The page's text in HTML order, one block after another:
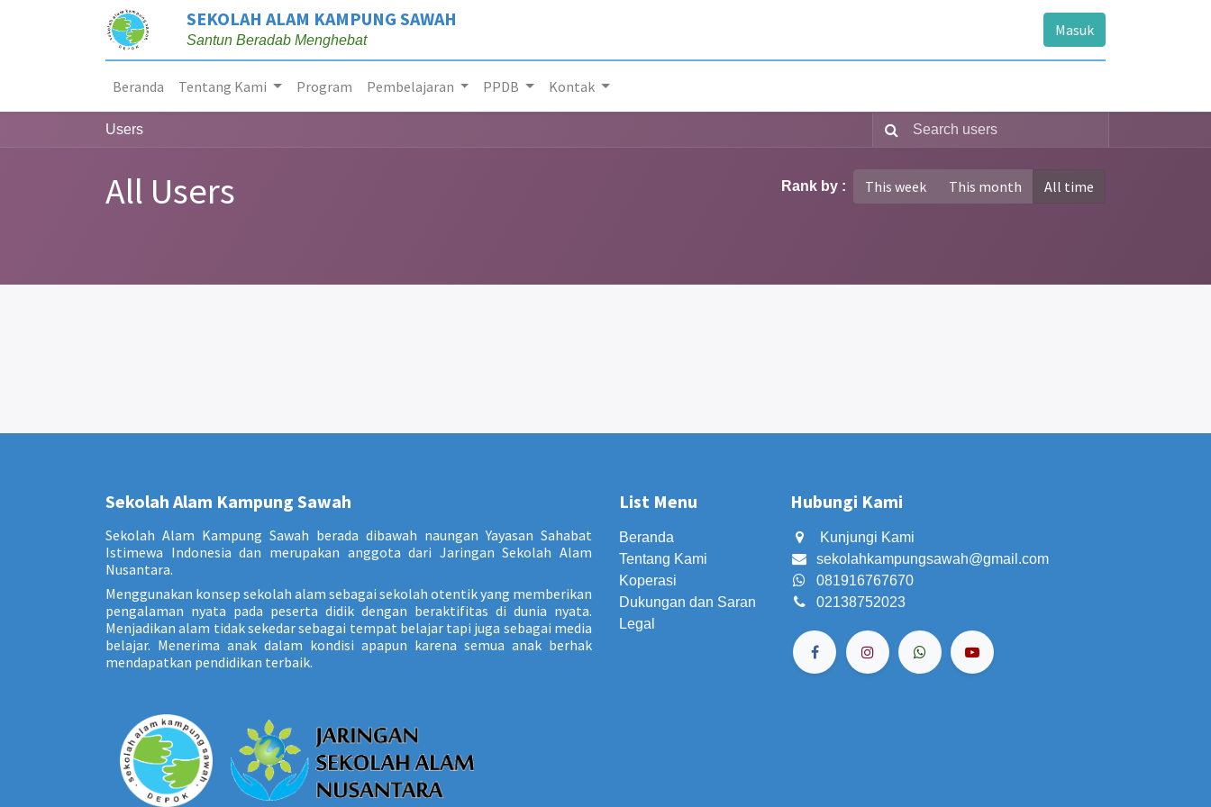
SEKOLAH ALAM KAMPUNG SAWAH
Santun Beradab Menghebat
Masuk
Beranda Tentang Kami Program Pembelajaran PPDB Kontak
Users
All Users Rank by : This week This month All time
Sekolah Alam Kampung Sawah
Sekolah Alam Kampung Sawah berada dibawah naungan Yayasan Sahabat
Istimewa Indonesia dan merupakan anggota dari Jaringan Sekolah Alam
Nusantara.
Menggunakan konsep sekolah alam sebagai sekolah otentik yang memberikan
pengalaman nyata pada peserta didik dengan beraktifitas di dunia nyata.
Menjadikan alam tidak sekedar sebagai tempat belajar tapi juga sebagai media
belajar. Menerima anak dalam kondisi apapun karena semua anak berhak
mendapatkan pendidikan terbaik.
List Menu
Beranda
Tentang Kami
Koperasi
Dukungan dan Saran
Legal
Hubungi Kami
Kunjungi Kami
sekolahkampungsawah@gmail.com
081916767670
02138752023